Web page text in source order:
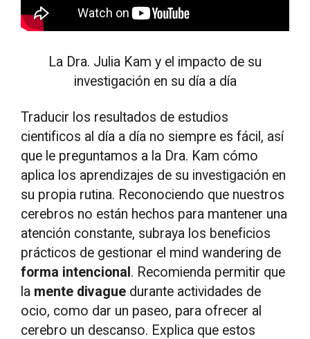
La Dra. Julia Kam y el impacto de su
investigación en su día a día
Traducir los resultados de estudios
cientificos al día a día no siempre es fácil, así
que le preguntamos a la Dra. Kam cómo
aplica los aprendizajes de su investigación en
su propia rutina. Reconociendo que nuestros
cerebros no están hechos para mantener una
atención constante, subraya los beneficios
prácticos de gestionar el mind wandering de
forma intencional . Recomienda permitir que
la mente divague durante actividades de
ocio, como dar un paseo, para ofrecer al
cerebro un descanso. Explica que estos